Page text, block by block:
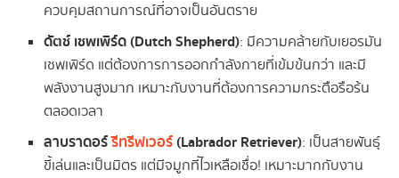
ควบคุมสถานการณ์ที่อาจเป็นอันตราย
ดัตช์ เชพเพิร์ด (Dutch Shepherd): มีความคล้ายกับเยอรมัน
เชพเพิร์ด แต่ต้องการการออกกำลังกายที่เข้มข้นกว่า และมี
พลังงานสูงมาก เหมาะกับงานที่ต้องการความกระตือรือร้น
ตลอดเวลา
ลาบราดอร์รีทรีฟเวอร์(Labrador Retriever): เป็นสายพันธุ์
ขี้เล่นและเป็นมิตร แต่มีจมูกที่ไวเหลือเชื่อ! เหมาะมากกับงาน